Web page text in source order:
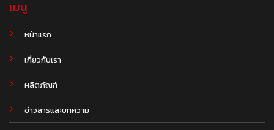
เมนู
หน้าแรก
เกี่ยวกับเรา
ผลิตภัณฑ์
ข่าวสารและบทความ
.